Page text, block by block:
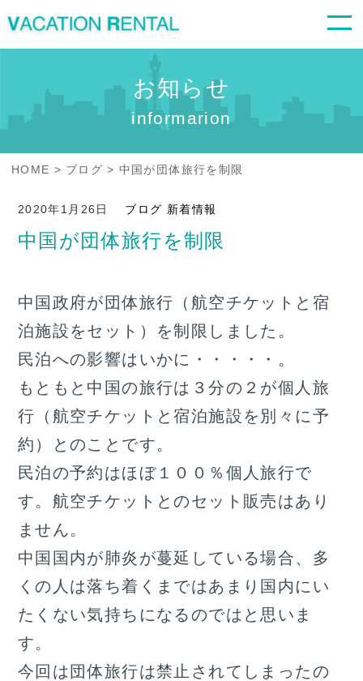
お知らせ
informarion
HOME ブログ 中国が団体旅行を制限
2020年1月26日 ブログ 新着情報
中国が団体旅行を制限
中国政府が団体旅行（航空チケットと宿
泊施設をセット）を制限しました。
民泊への影響はいかに・・・・・。
もともと中国の旅行は３分の２が個人旅
行（航空チケットと宿泊施設を別々に予
約）とのことです。
民泊の予約はほぼ１００％個人旅行で
す。航空チケットとのセット販売はあり
ません。
中国国内が肺炎が蔓延している場合、多
くの人は落ち着くまではあまり国内にい
たくない気持ちになるのではと思いま
す。
今回は団体旅行は禁止されてしまったの